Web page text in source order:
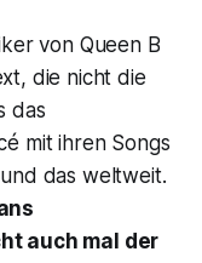
von Queen B
die nicht die
das
mit ihren Songs
das weltweit.
auch mal der